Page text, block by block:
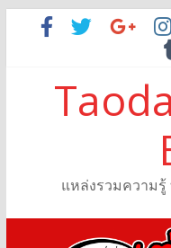
แหล่งรวมความรู้